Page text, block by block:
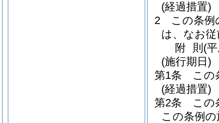
(経過措置)
2
この条
は、なお
附 則 (
(施行期日)
第1条
この
(経過措置)
第2条
この
この条例